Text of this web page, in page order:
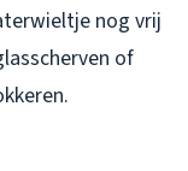
nog vrij
of